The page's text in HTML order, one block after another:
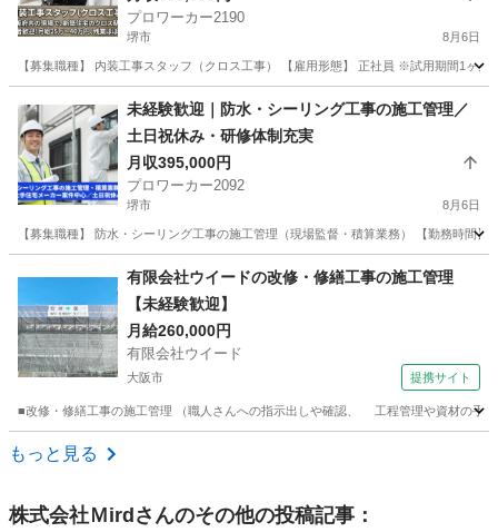
プロワーカー2190
堺市 8月6日
【募集職種】 内装工事スタッフ（クロス工事） 【雇用形態】 正社員 ※試用期間1ヶ
内装職人 業務
未経験歓迎｜防水・シーリング工事の施工管理／
土日祝休み・研修体制充実
月収395,000円
プロワーカー2092
堺市 8月6日
【募集職種】 防水・シーリング工事の施工管理（現場監督・積算業務） 【勤務時
施工管理
有限会社ウイードの改修・修繕工事の施工管理
【未経験歓迎】
月給260,000円
有限会社ウイード
大阪市 提携サイト
■改修・修繕工事の施工管理 （職人さんへの指示出しや確認、 工程管理や資材の
大阪 大阪市
もっと見る
株式会社Ｍird さんのその他の投稿記事：